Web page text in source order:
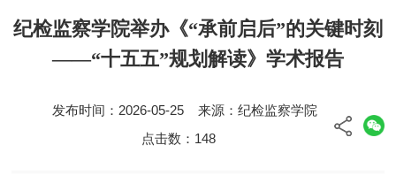
纪检监察学院举办《“承前启后”的关键时刻
——“十五五”规划解读》学术报告
发布时间：2026-05-25 来源：纪检监察学院
点击数： 148